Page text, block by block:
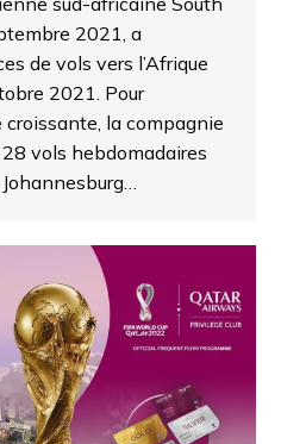
2021, a
de vols vers l’Afrique
2021. Pour
la compagnie
vols hebdomadaires